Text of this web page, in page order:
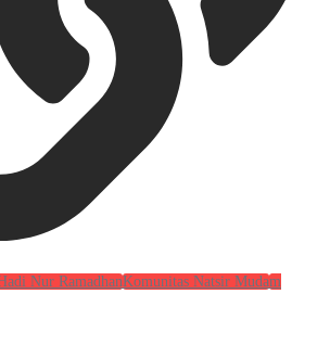
Nur RamadhanKomunitas Natsir Mudam